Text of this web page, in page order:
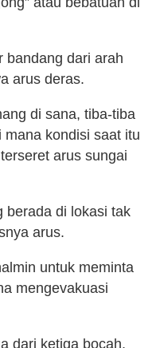
bandang dari arah
arus deras.
di sana, tiba-tiba
kondisi saat itu
arus sungai
berada di lokasi tak
arus.
untuk meminta
mengevakuasi
dari ketiga bocah,